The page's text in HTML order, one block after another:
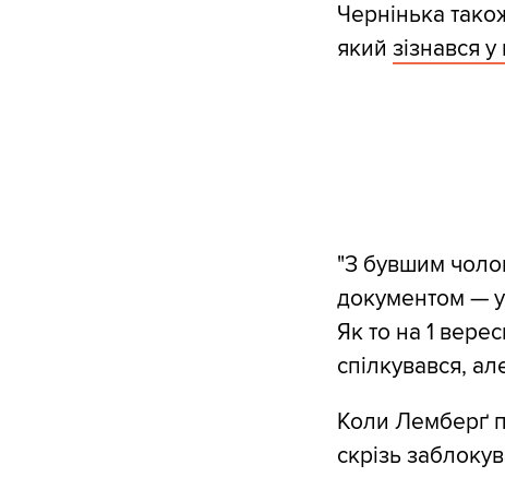
Чернінька
який зізнався
"З бувшим
документом — у
Як то на 1
спілкувався,
Коли Лемберґ
скрізь